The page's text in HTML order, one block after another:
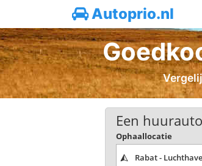
Autoprio.nl
Een
Ophaallocatie